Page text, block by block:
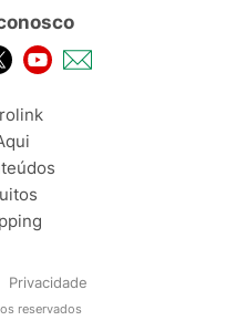
Privacidade
reservados